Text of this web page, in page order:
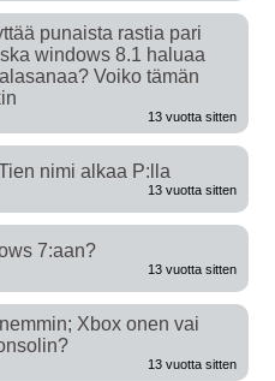
punaista rastia pari
windows 8.1 haluaa
Voiko tämän
13 vuotta sitten
nimi alkaa P:lla
13 vuotta sitten
7:aan?
13 vuotta sitten
Xbox onen vai
13 vuotta sitten